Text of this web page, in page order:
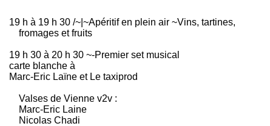
19 h à 19 h 30 /~|~Apéritif en plein air ~Vins, tartines,
fromages et fruits
19 h 30 à 20 h 30 ~-Premier set musical
carte blanche à
Marc-Eric Laïne et Le taxiprod
Valses de Vienne v2v :
Marc-Eric Laine
Nicolas Chadi